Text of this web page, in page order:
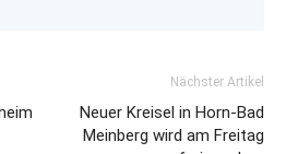
Nächster Artikel
Neuer Kreisel in Horn-Bad
Meinberg wird am Freitag